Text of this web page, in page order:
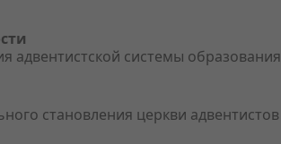
адвентистской системы образования
становления церкви адвентистов